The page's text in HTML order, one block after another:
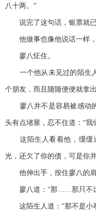
八十两。”
说完了这句话，银票就已
他做事也像他说话一样，
廖八怔住。
一个他从未见过的陌生人
个朋友，而且随随便便就拿
廖八并不是容易被感动的
头有点堵塞，忍不住道：“我
这陌生人看着他，缓缓
光，还欠了你的债，可是你
他伸出手，按住廖八的肩
廖八道：“那……那只不过
这陌生人道：“那不是小